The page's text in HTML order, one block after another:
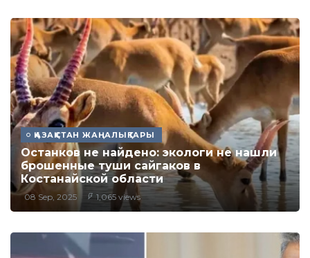
ҚАЗАҚСТАН ЖАҢАЛЫҚТАРЫ
Останков не найдено: экологи не нашли
брошенные туши сайгаков в
Костанайской области
08 Sep, 2025 1,065 views